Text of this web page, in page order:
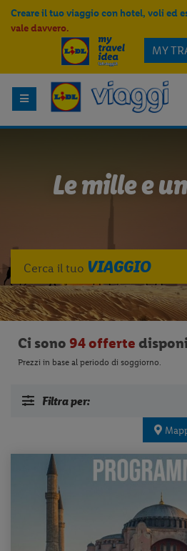
Creare il tuo viaggio con hotel, voli ed
vale davvero.
MY
Le mille e
Cerca il tuo VIAGGIO
Ci sono 94 offerte
Prezzi in base al periodo di soggiorno.
Filtra per: